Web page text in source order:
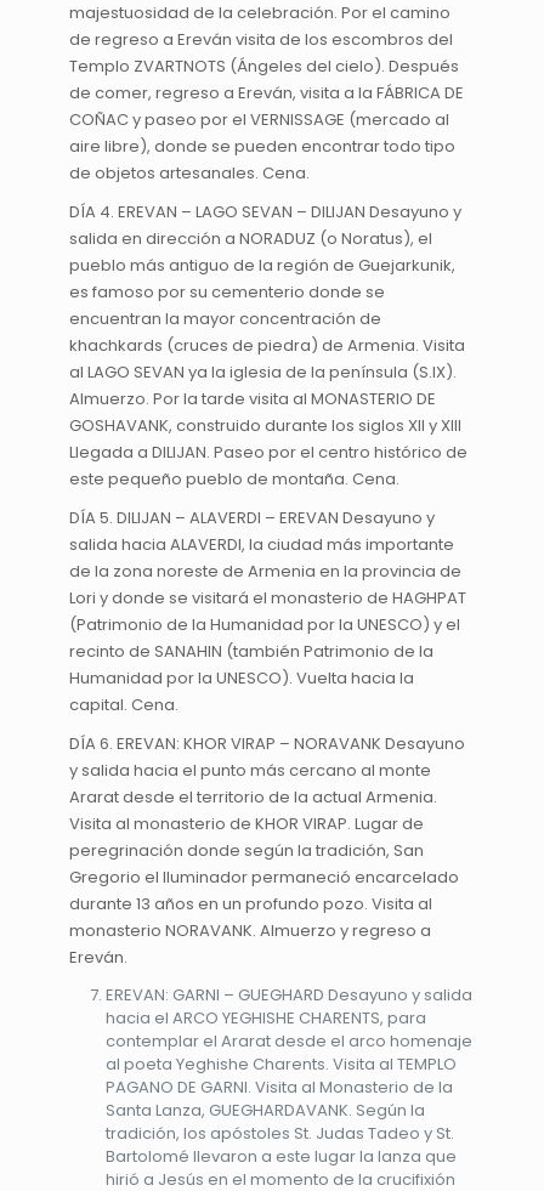
majestuosidad de la celebración. Por el camino
de regreso a Ereván visita de los escombros del
Templo ZVARTNOTS (Ángeles del cielo). Después
de comer, regreso a Ereván, visita a la FÁBRICA DE
COÑAC y paseo por el VERNISSAGE (mercado al
aire libre), donde se pueden encontrar todo tipo
de objetos artesanales. Cena.
DÍA 4. EREVAN – LAGO SEVAN – DILIJAN Desayuno y
salida en dirección a NORADUZ (o Noratus), el
pueblo más antiguo de la región de Guejarkunik,
es famoso por su cementerio donde se
encuentran la mayor concentración de
khachkards (cruces de piedra) de Armenia. Visita
al LAGO SEVAN ya la iglesia de la península (S.IX).
Almuerzo. Por la tarde visita al MONASTERIO DE
GOSHAVANK, construido durante los siglos XII y XIII
Llegada a DILIJAN. Paseo por el centro histórico de
este pequeño pueblo de montaña. Cena.
DÍA 5. DILIJAN – ALAVERDI – EREVAN Desayuno y
salida hacia ALAVERDI, la ciudad más importante
de la zona noreste de Armenia en la provincia de
Lori y donde se visitará el monasterio de HAGHPAT
(Patrimonio de la Humanidad por la UNESCO) y el
recinto de SANAHIN (también Patrimonio de la
Humanidad por la UNESCO). Vuelta hacia la
capital. Cena.
DÍA 6. EREVAN: KHOR VIRAP – NORAVANK Desayuno
y salida hacia el punto más cercano al monte
Ararat desde el territorio de la actual Armenia.
Visita al monasterio de KHOR VIRAP. Lugar de
peregrinación donde según la tradición, San
Gregorio el Iluminador permaneció encarcelado
durante 13 años en un profundo pozo. Visita al
monasterio NORAVANK. Almuerzo y regreso a
Ereván.
EREVAN: GARNI – GUEGHARD Desayuno y salida
hacia el ARCO YEGHISHE CHARENTS, para
contemplar el Ararat desde el arco homenaje
al poeta Yeghishe Charents. Visita al TEMPLO
PAGANO DE GARNI. Visita al Monasterio de la
Santa Lanza, GUEGHARDAVANK. Según la
tradición, los apóstoles St. Judas Tadeo y St.
Bartolomé llevaron a este lugar la lanza que
hirió a Jesús en el momento de la crucifixión